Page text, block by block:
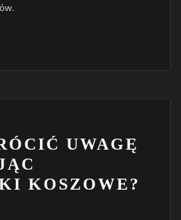
UWAGĘ
KOSZOWE?